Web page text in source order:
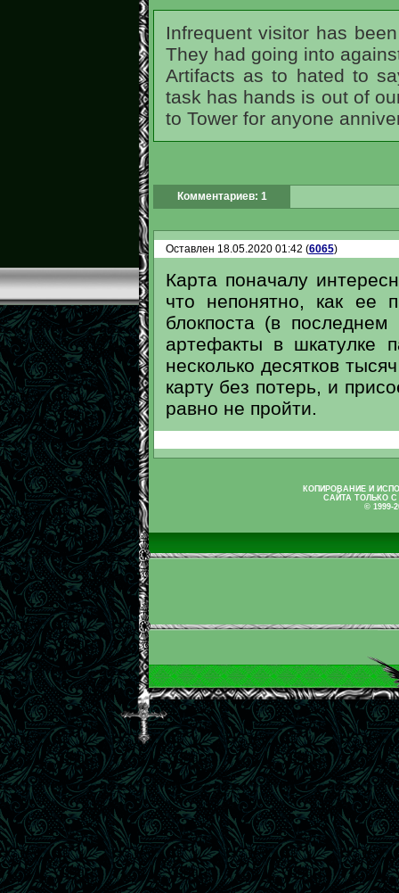
Infrequent visitor has
They had going into
Artifacts as to hated to
task has hands is out of
to Tower for anyone
Комментариев: 1
Оставлен 18.05.2020 01:42 (6065)
Карта поначалу
что непонятно, как ее
блокпоста (в
артефакты в шкатулке
несколько десятков
карту без потерь, и
равно не пройти.
КОПИРОВАНИЕ И
САЙТА ТОЛЬКО
© 1999-